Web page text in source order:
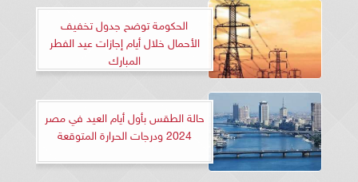
الحكومة توضح جدول تخفيف
الأحمال خلال أيام إجازات عيد الفطر
المبارك
حالة الطقس بأول أيام العيد في مصر
2024 ودرجات الحرارة المتوقعة